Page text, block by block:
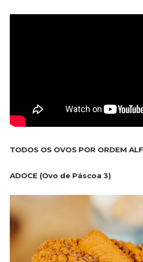
TODOS OS OVOS POR ORDEM
ADOCE (Ovo de Páscoa 3)